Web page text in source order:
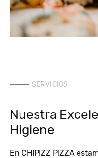
SERVICIOS
Nuestra
Higiene
En CHIPIZZ PIZZA